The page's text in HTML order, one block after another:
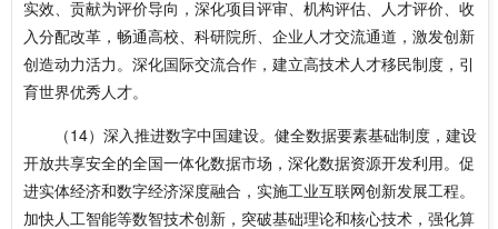
实效、贡献为评价导向，深化项目评审、机构评估、人才评价、收
入分配改革，畅通高校、科研院所、企业人才交流通道，激发创新
创造动力活力。深化国际交流合作，建立高技术人才移民制度，引
育世界优秀人才。
（14）深入推进数字中国建设。健全数据要素基础制度，建设
开放共享安全的全国一体化数据市场，深化数据资源开发利用。促
进实体经济和数字经济深度融合，实施工业互联网创新发展工程。
加快人工智能等数智技术创新，突破基础理论和核心技术，强化算